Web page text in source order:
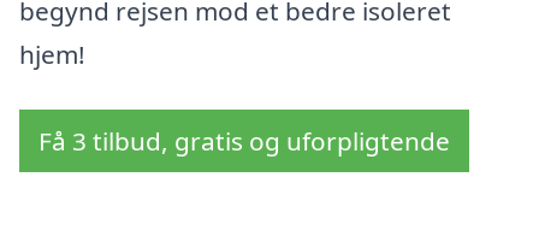
begynd rejsen mod et bedre isoleret
hjem!
Få 3 tilbud, gratis og uforpligtende